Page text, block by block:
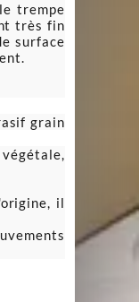
trempe
très fin
surface
grain
il